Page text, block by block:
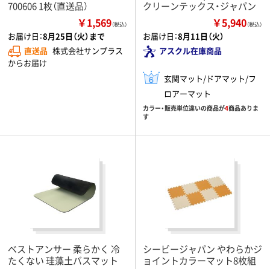
700606 1枚（直送品）
￥1,569（税込）
お届け日：8月25日（火）まで
直送品 株式会社サンプラス
からお届け
クリーンテックス・ジャパン
￥5,940（税込）
お届け日：8月11日（火）
アスクル在庫商品
玄関マット/ドアマット/フ
ロアーマット
カラー・販売単位違いの商品が4商品ありま
す
ベストアンサー 柔らかく 冷
たくない 珪藻土バスマット
シービージャパン やわらかジ
ョイントカラーマット8枚組